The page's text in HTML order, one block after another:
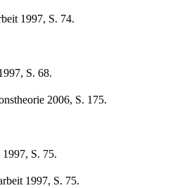
1997, S. 74.
S. 68.
2006, S. 175.
S. 75.
1997, S. 75.